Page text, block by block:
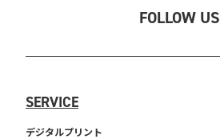
FOLLOW US
SERVICE
デジタルプリント